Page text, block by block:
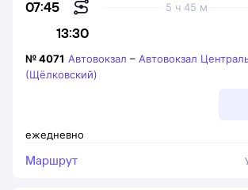
07:45
13:30
5 ч 45 м
ежедневно
№4071 Автовокзал – Автовокзал
(Щёлковский)
Маршрут